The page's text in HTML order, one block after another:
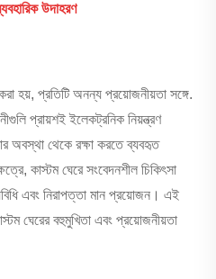
উদাহরণ
হয়, প্রতিটি অনন্য প্রয়োজনীয়তা সঙ্গে.
প্রায়শই ইলেকট্রনিক নিয়ন্ত্রণ
অবস্থা থেকে রক্ষা করতে ব্যবহৃত
কাস্টম ঘেরে সংবেদনশীল চিকিৎসা
এবং নিরাপত্তা মান প্রয়োজন। এই
ঘেরের বহুমুখিতা এবং প্রয়োজনীয়তা